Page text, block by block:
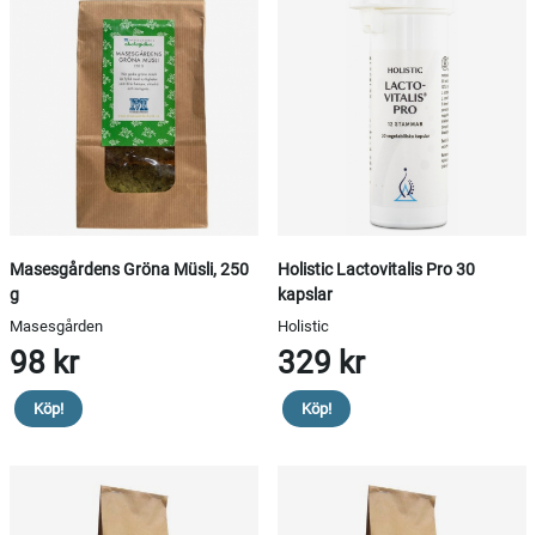
Masesgårdens Gröna Müsli, 250
g
Masesgården
98 kr
Köp!
Holistic Lactovitalis Pro 30
kapslar
Holistic
329 kr
Köp!